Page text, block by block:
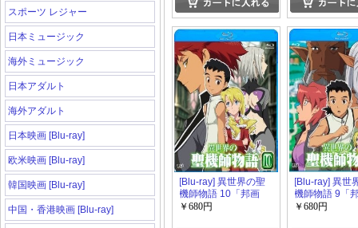
スポーツ レジャー
日本ミュージック
海外ミュージック
日本アダルト
海外アダルト
日本映画 [Blu-ray]
欧米映画 [Blu-ray]
韓国映画 [Blu-ray]
中国・香港映画 [Blu-ray]
[Blu-ray] 異世界の聖
機師物語 10「邦画
DVD アニメ」
￥680円
[Blu-ray] 異世
機師物語 9「
DVD アニメ」
￥680円